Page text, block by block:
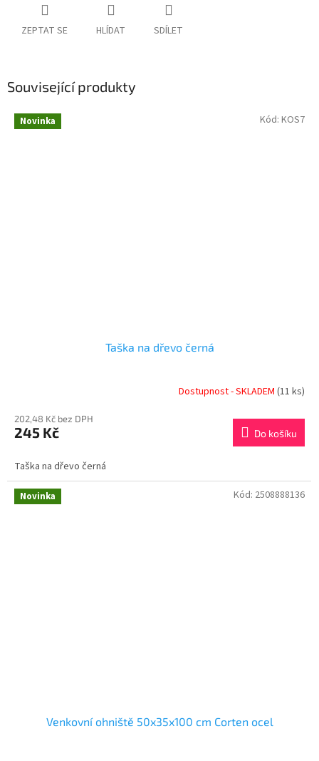
ZEPTAT SE HLÍDAT SDÍLET
Související produkty
Novinka
Taška na dřevo černá
Dostupnost - SKLADEM (11 ks)
202,48 Kč bez DPH
245 Kč Do košíku
Taška na dřevo černá
Kód: KOS7
Novinka
Venkovní ohniště 50x35x100 cm Corten ocel
Kód: 2508888136